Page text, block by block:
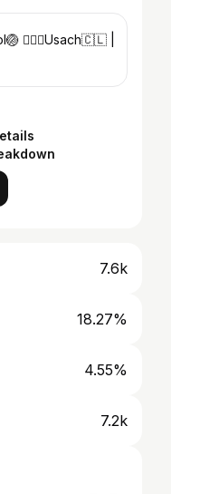
👷🏽‍♀️Usach🇨🇱 |
7.6k
18.27%
4.55%
7.2k